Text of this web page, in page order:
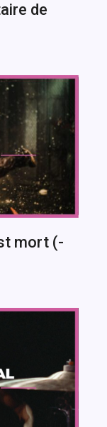
de
mort (-